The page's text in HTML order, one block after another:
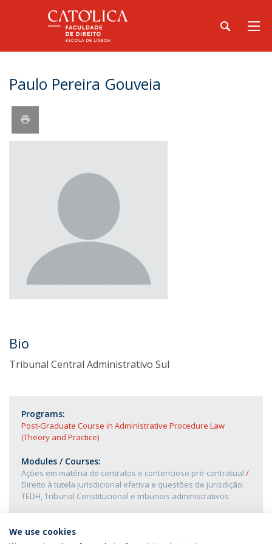
Paulo Pereira Gouveia
Bio
Tribunal Central Administrativo Sul
Programs:
Post-Graduate Course in Administrative Procedure Law
(Theory and Practice)
Modules / Courses:
Ações em matéria de contratos e contencioso pré-contratual
Direito à tutela jurisdicional efetiva e questões de jurisdição:
TEDH, Tribunal Constitucional e tribunais administrativos
We use cookies